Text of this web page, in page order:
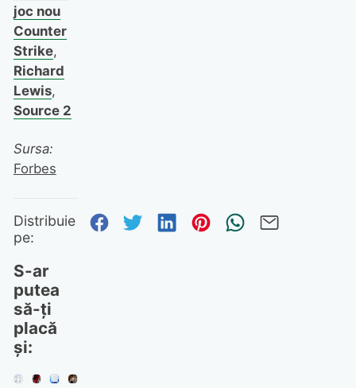
joc nou
Counter
Strike,
Richard
Lewis,
Source 2
Sursa:
Forbes
Distribuie
pe:
Distribuie pe Facebook
Distribuie pe Twitter
Distribuie pe
Distribuie pe
Trimite
S-ar
putea
să-ți
placă
și: